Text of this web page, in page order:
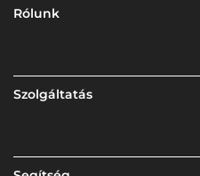
Rólunk
Szolgáltatás